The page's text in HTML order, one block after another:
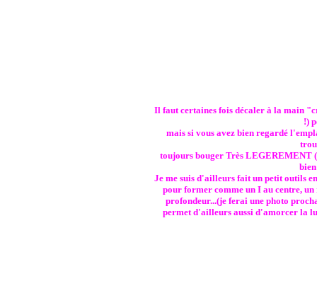
Il faut certaines fois décaler à la main
!)
mais si vous avez bien regardé
toujours bouger Très LEGEREMENT
Je me suis d'ailleurs fait un petit outils
pour former comme un I au centre, un
profondeur...(je ferai une photo
permet d'ailleurs aussi d'amorcer la